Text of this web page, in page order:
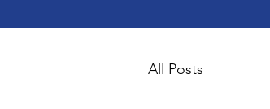
All Posts